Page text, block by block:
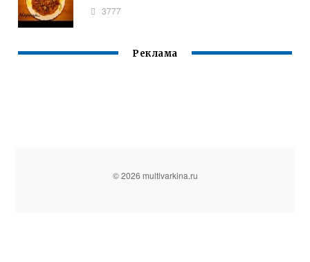
3777
Реклама
© 2026 multivarkina.ru